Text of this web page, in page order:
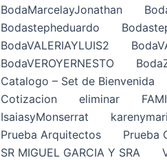
BodaMarcelayJonathan
Bodastepheduardo
BodaVALERIAYLUIS2
BodaVEROYERNESTO
Catalogo – Set de Bienvenida
Cotizacion
eliminar
IsaiasyMonserrat
Prueba Arquitectos
Prueba
SR MIGUEL GARCIA Y SRA